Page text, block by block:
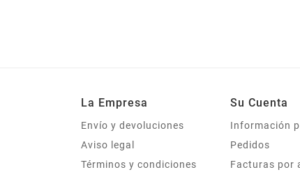
La Empresa
Envío y devoluciones
Aviso legal
Términos y condiciones
Su Cuenta
Información
Pedidos
Facturas por